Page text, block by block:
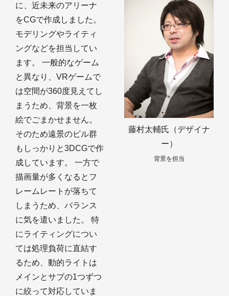
に、近未来のアリーナ
をCGで作成しました。
モデリングやライティ
ングなどを担当してい
ます。 一般的なゲーム
と異なり、VRゲームで
は空間が360度見えてし
まうため、背景を一枚
絵でごまかせません。
そのため遠景のビル群
もしっかりと3DCGで作
成しています。 一方で
描画量が多くなるとフ
レームレートが落ちて
しまうため、バランス
に気を遣いました。 特
にライティングについ
ては処理負荷に直結す
るため、動的ライトは
メインとサブの1つずつ
に絞って対応していま
藤村太輔氏（デザイナ
ー）
背景を担当